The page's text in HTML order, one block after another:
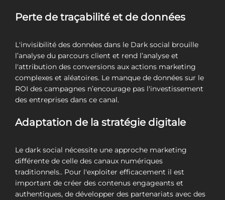
Perte de traçabilité et de données
L'invisibilité des données dans le Dark social brouille
l’analyse du parcours client et rend l’analyse et
l'attribution des conversions aux actions marketing
complexes et aléatoires. Le manque de données sur le
ROI des campagnes n’encourage pas l'investissement
des entreprises dans ce canal.
Adaptation de la stratégie digitale
Le dark social nécessite une approche marketing
différente de celle des canaux numériques
traditionnels.. Pour l'exploiter efficacement il est
important de créer des contenus engageants et
authentiques, de développer des partenariats avec des